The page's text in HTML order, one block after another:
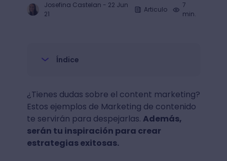
Josefina Castelan - 22 Jun
21
Articulo
7
min.
Índice
¿Tienes dudas sobre el content marketing?
Estos ejemplos de Marketing de contenido
te servirán para despejarlas. Además,
serán tu inspiración para crear
estrategias exitosas.